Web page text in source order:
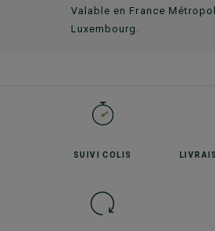
Valable en France
Luxembourg.
SUIVICOLIS